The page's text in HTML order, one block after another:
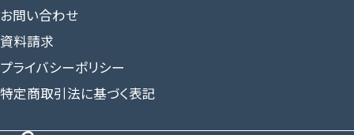
お問い合わせ
資料請求
プライバシーポリシー
特定商取引法に基づく表記